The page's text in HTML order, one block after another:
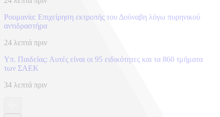
Ρουμανία: Επιχείρηση εκτροπής του Δούναβη λόγω πυρηνικού
αντιδραστήρα
24 λεπτά πριν
Υπ. Παιδείας: Αυτές είναι οι 95 ειδικότητες και τα 860 τμήματα
των ΣΑΕΚ
34 λεπτά πριν